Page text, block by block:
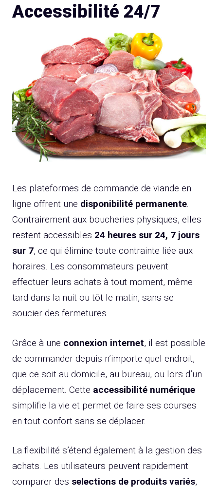
Accessibilité 24/7
Les plateformes de commande de viande en
ligne offrent une disponibilité permanente.
Contrairement aux boucheries physiques, elles
restent accessibles 24 heures sur 24, 7 jours
sur 7, ce qui élimine toute contrainte liée aux
horaires. Les consommateurs peuvent
effectuer leurs achats à tout moment, même
tard dans la nuit ou tôt le matin, sans se
soucier des fermetures.
Grâce à une connexion internet, il est possible
de commander depuis n’importe quel endroit,
que ce soit au domicile, au bureau, ou lors d’un
déplacement. Cette accessibilité numérique
simplifie la vie et permet de faire ses courses
en tout confort sans se déplacer.
La flexibilité s’étend également à la gestion des
achats. Les utilisateurs peuvent rapidement
comparer des selections de produits variés,